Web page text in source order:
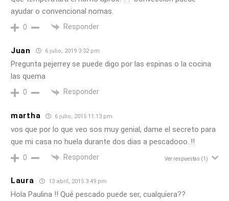
ayudar o convencional nomas.
0 Responder
Juan 6 julio, 2019 3:32 pm
Pregunta pejerrey se puede digo por las espinas o la cocina
las quema
0 Responder
martha 6 julio, 2015 11:13 pm
vos que por lo que veo sos muy genial, dame el secreto para
que mi casa no huela durante dos dias a pescadooo..!!
0 Responder Ver respuestas (1)
Laura 13 abril, 2015 3:49 pm
Hola Paulina !! Qué pescado puede ser, cualquiera??